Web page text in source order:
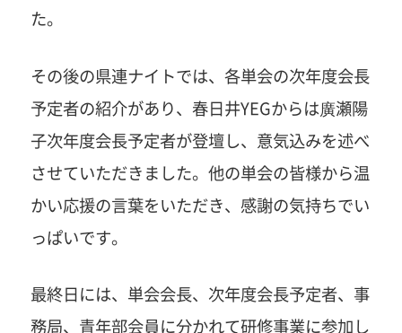
た。
その後の県連ナイトでは、各単会の次年度会長
予定者の紹介があり、春日井YEGからは廣瀬陽
子次年度会長予定者が登壇し、意気込みを述べ
させていただきました。他の単会の皆様から温
かい応援の言葉をいただき、感謝の気持ちでい
っぱいです。
最終日には、単会会長、次年度会長予定者、事
務局、青年部会員に分かれて研修事業に参加し